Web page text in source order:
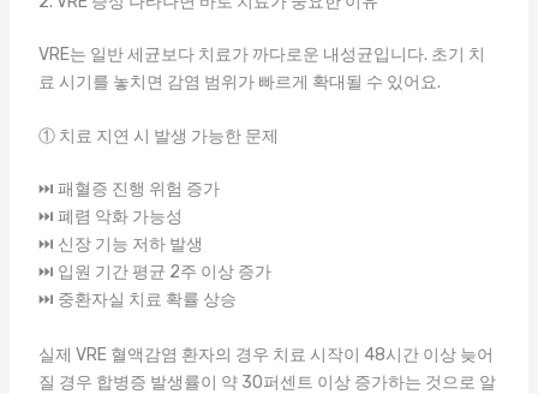
VRE는 일반 세균보다 치료가 까다로운 내성균입니다. 초기 치
료 시기를 놓치면 감염 범위가 빠르게 확대될 수 있어요.
① 치료 지연 시 발생 가능한 문제
⏭ 패혈증 진행 위험 증가
⏭ 폐렴 악화 가능성
⏭ 신장 기능 저하 발생
⏭ 입원 기간 평균 2주 이상 증가
⏭ 중환자실 치료 확률 상승
실제 VRE 혈액감염 환자의 경우 치료 시작이 48시간 이상 늦어
질 경우 합병증 발생률이 약 30퍼센트 이상 증가하는 것으로 알